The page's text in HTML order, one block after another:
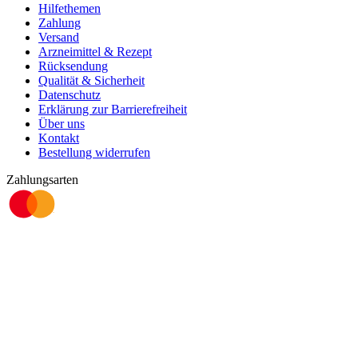
Hilfethemen
Zahlung
Versand
Arzneimittel & Rezept
Rücksendung
Qualität & Sicherheit
Datenschutz
Erklärung zur Barrierefreiheit
Über uns
Kontakt
Bestellung widerrufen
Zahlungsarten